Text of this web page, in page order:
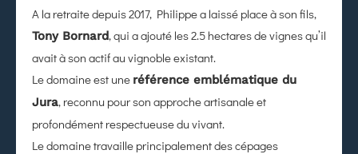
A la retraite depuis 2017, Philippe a laissé place à son fils,
Tony Bornard, qui a ajouté les 2.5 hectares de vignes qu’il
avait à son actif au vignoble existant.
Le domaine est une référence emblématique du
Jura, reconnu pour son approche artisanale et
profondément respectueuse du vivant.
Le domaine travaille principalement des cépages